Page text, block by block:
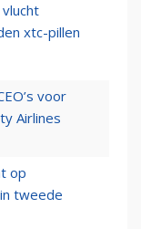
xtc-pillen
voor
Airlines
op
tweede